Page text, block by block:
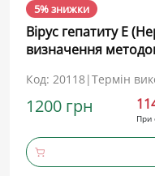
5% знижки
Вірус гепатиту Е
визначення
Код: 20118|Термін
1200 грн
При